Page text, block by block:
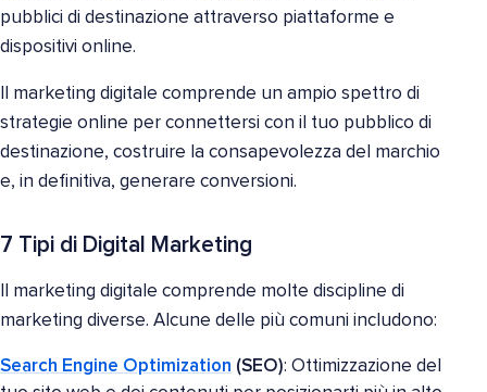
pubblici di destinazione attraverso piattaforme e
dispositivi online.
Il marketing digitale comprende un ampio spettro di
strategie online per connettersi con il tuo pubblico di
destinazione, costruire la consapevolezza del marchio
e, in definitiva, generare conversioni.
7 Tipi di Digital Marketing
Il marketing digitale comprende molte discipline di
marketing diverse. Alcune delle più comuni includono:
Search Engine Optimization (SEO): Ottimizzazione del